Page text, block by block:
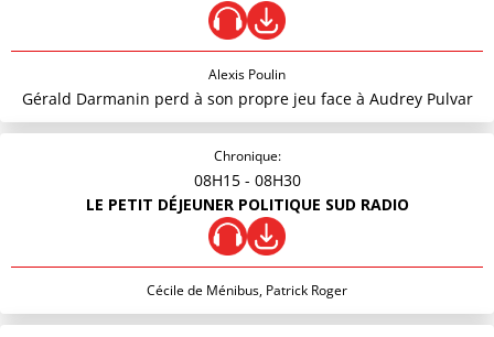
Alexis Poulin
Gérald Darmanin perd à son propre jeu face à Audrey Pulvar
Chronique:
08H15 - 08H30
LE PETIT DÉJEUNER POLITIQUE SUD RADIO
Cécile de Ménibus, Patrick Roger